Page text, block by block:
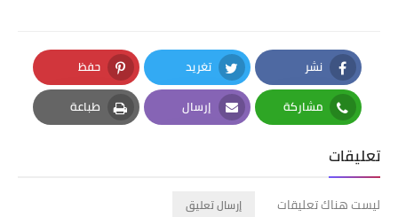
نشر
Facebook
تغريد
Twitter
حفظ
Pinterest
مشاركة
Whatsapp
إرسال
Email
طباعة
Print
تعليقات
ليست هناك تعليقات إرسال تعليق